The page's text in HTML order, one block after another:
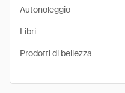
Autonoleggio
Libri
Prodotti di bellezza